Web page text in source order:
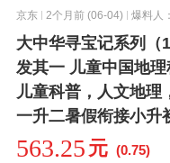
京东 2个月前 (06-04) 爆料人
大中华寻宝记系列（
发其一 儿童中国地
儿童科普，人文地理
一升二暑假衔接小升
563.25 元 (0.75)